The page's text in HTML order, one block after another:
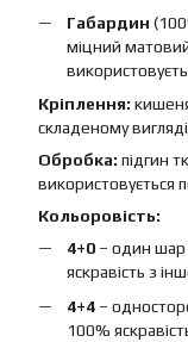
Габардин
міцний
Кріплення:
складеному
Обробка: підгин
використовується
Кольоровість:
4+0 – один шар
яскравість з
4+4 –
100%